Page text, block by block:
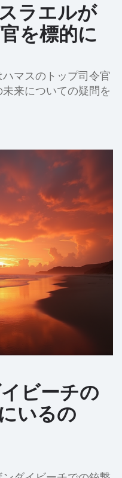
ラエルが
を標的に
マスのトップ司令官
来についての疑問を
ビーチの
いるの